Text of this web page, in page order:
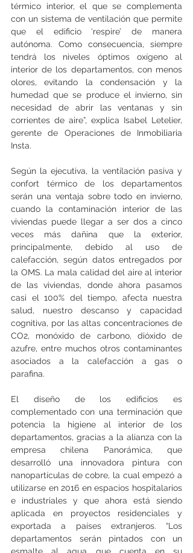
térmico interior, el que se complementa
con un sistema de ventilación que permite
que el edificio ‘respire’ de manera
autónoma. Como consecuencia, siempre
tendrá los niveles óptimos oxígeno al
interior de los departamentos, con menos
olores, evitando la condensación y la
humedad que se produce el invierno, sin
necesidad de abrir las ventanas y sin
corrientes de aire”, explica Isabel Letelier,
gerente de Operaciones de Inmobiliaria
Insta.
Según la ejecutiva, la ventilación pasiva y
confort térmico de los departamentos
serán una ventaja sobre todo en invierno,
cuando la contaminación interior de las
viviendas puede llegar a ser dos a cinco
veces más dañina que la exterior,
principalmente, debido al uso de
calefacción, según datos entregados por
la OMS. La mala calidad del aire al interior
de las viviendas, donde ahora pasamos
casi el 100% del tiempo, afecta nuestra
salud, nuestro descanso y capacidad
cognitiva, por las altas concentraciones de
CO2, monóxido de carbono, dióxido de
azufre, entre muchos otros contaminantes
asociados a la calefacción a gas o
parafina.
El diseño de los edificios es
complementado con una terminación que
potencia la higiene al interior de los
departamentos, gracias a la alianza con la
empresa chilena Panorámica, que
desarrolló una innovadora pintura con
nanopartículas de cobre, la cual empezó a
utilizarse en 2016 en espacios hospitalarios
e industriales y que ahora está siendo
aplicada en proyectos residenciales y
exportada a países extranjeros. “Los
departamentos serán pintados con un